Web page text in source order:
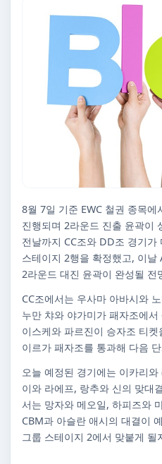
8월 7일 기준 EWC 철권 종목
진행되며 2라운드 진출 윤곽이
전날까지 CC조와 DD조 경기
스테이지 2행을 확정했고, 이날
2라운드 대진 윤곽이 완성될 전
CC조에서는 우사마 아바시와
누만 챠와 야가미가 패자조에
이스케와 파르진이 승자조 티
이르가 패자조를 통과해 다음
오늘 예정된 경기에는 이카리
이와 라에프, 랑추와 신의 맞대
서는 망자와 메오일, 하피즈와
CBM과 아슬란 애시의 대결이
그룹 스테이지 2에서 맞붙게